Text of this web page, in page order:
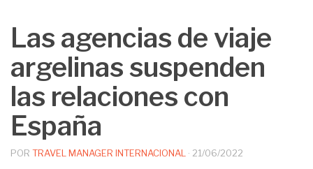
Las agencias de viaje
argelinas suspenden
las relaciones con
España
POR TRAVEL MANAGER INTERNACIONAL · 21/06/2022